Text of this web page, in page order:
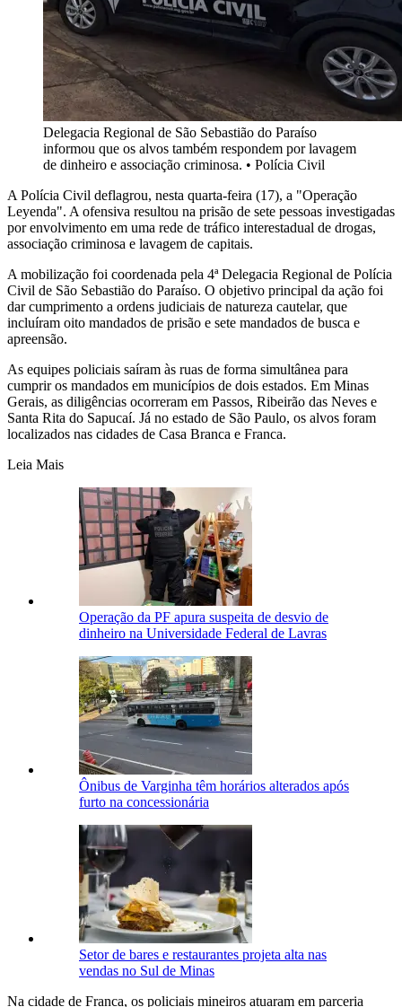
Delegacia Regional de São Sebastião do Paraíso
informou que os alvos também respondem por lavagem
de dinheiro e associação criminosa. • Polícia Civil
A Polícia Civil deflagrou, nesta quarta-feira (17), a "Operação
Leyenda". A ofensiva resultou na prisão de sete pessoas investigadas
por envolvimento em uma rede de tráfico interestadual de drogas,
associação criminosa e lavagem de capitais.
A mobilização foi coordenada pela 4ª Delegacia Regional de Polícia
Civil de São Sebastião do Paraíso. O objetivo principal da ação foi
dar cumprimento a ordens judiciais de natureza cautelar, que
incluíram oito mandados de prisão e sete mandados de busca e
apreensão.
As equipes policiais saíram às ruas de forma simultânea para
cumprir os mandados em municípios de dois estados. Em Minas
Gerais, as diligências ocorreram em Passos, Ribeirão das Neves e
Santa Rita do Sapucaí. Já no estado de São Paulo, os alvos foram
localizados nas cidades de Casa Branca e Franca.
Leia Mais
Operação da PF apura suspeita de desvio de
dinheiro na Universidade Federal de Lavras
Ônibus de Varginha têm horários alterados após
furto na concessionária
Setor de bares e restaurantes projeta alta nas
vendas no Sul de Minas
Na cidade de Franca, os policiais mineiros atuaram em parceria